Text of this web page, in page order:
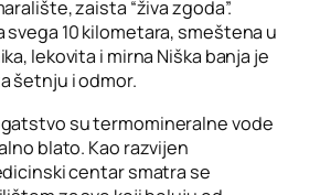
zaista “živa zgoda”.
svega 10 kilometara, smeštena u
lekovita i mirna Niška banja je
šetnju i odmor.
su termomineralne vode
blato. Kao razvijen
centar smatra se